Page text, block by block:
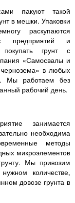
пакуют такой
в мешки. Упаковки
раскупаются
предприятий и
покупать грунт с
«Самосвалы и
чернозема» в любых
Мы работаем без
рабочий день.
занимается
необходима
методы
микроэлементов
Мы привозим
количестве,
довозе грунта в